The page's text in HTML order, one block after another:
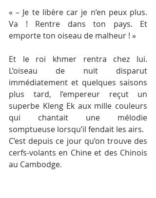
« – Je te libère car je n’en peux plus.
Va ! Rentre dans ton pays. Et
emporte ton oiseau de malheur ! »
Et le roi khmer rentra chez lui.
L’oiseau de nuit disparut
immédiatement et quelques saisons
plus tard, l’empereur reçut un
superbe Kleng Ek aux mille couleurs
qui chantait une mélodie
somptueuse lorsqu’il fendait les airs.
C’est depuis ce jour qu’on trouve des
cerfs-volants en Chine et des Chinois
au Cambodge.